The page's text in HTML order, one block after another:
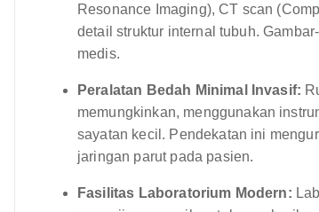
Resonance Imaging), CT scan
detail struktur internal tubuh.
medis.
Peralatan Bedah Minimal Invasif:
memungkinkan, menggunakan
sayatan kecil. Pendekatan ini
jaringan parut pada pasien.
Fasilitas Laboratorium Modern: